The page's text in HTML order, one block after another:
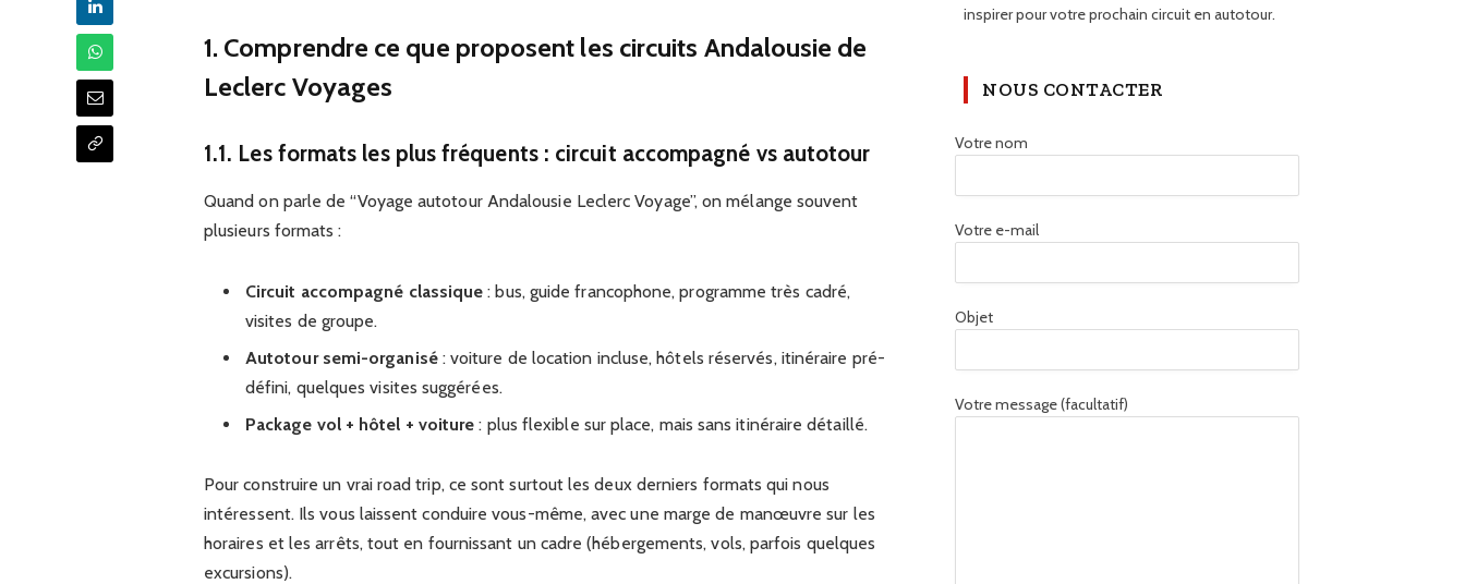
1. Comprendre ce que proposent les circuits Andalousie de
Leclerc Voyages
1.1. Les formats les plus fréquents : circuit accompagné vs autotour
Quand on parle de “Voyage autotour Andalousie Leclerc Voyage”, on mélange souvent
plusieurs formats :
Circuit accompagné classique : bus, guide francophone, programme très cadré,
visites de groupe.
Autotour semi-organisé: voiture de location incluse, hôtels réservés, itinéraire pré-
défini, quelques visites suggérées.
Package vol + hôtel + voiture : plus flexible sur place, mais sans itinéraire détaillé.
Pour construire un vrai road trip, ce sont surtout les deux derniers formats qui nous
intéressent. Ils vous laissent conduire vous-même, avec une marge de manœuvre sur les
horaires et les arrêts, tout en fournissant un cadre (hébergements, vols, parfois quelques
excursions).
inspirer pour votre prochain circuit en autotour.
NOUS CONTACTER
Votre nom
Votre e-mail
Objet
Votre message (facultatif)